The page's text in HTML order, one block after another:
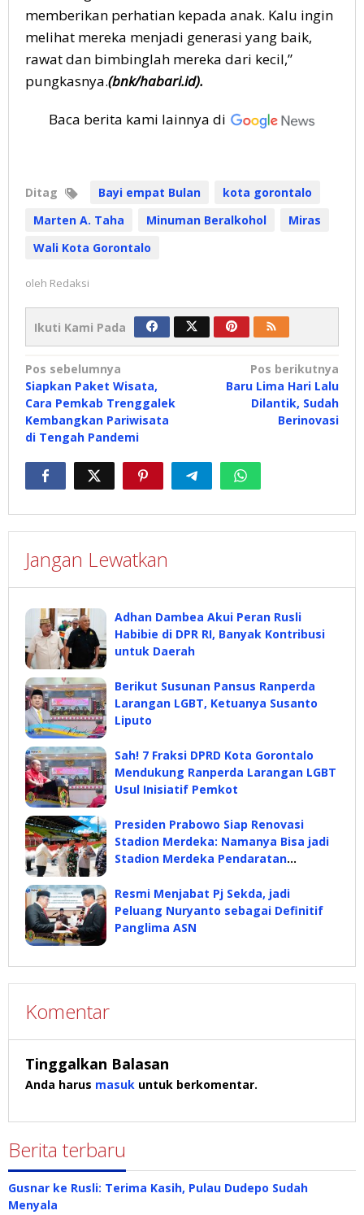
memberikan perhatian kepada anak. Kalu ingin
melihat mereka menjadi generasi yang baik,
rawat dan bimbinglah mereka dari kecil,”
pungkasnya.(bnk/habari.id).
Baca berita kami lainnya di
Ditag Bayi empat Bulan
kota gorontalo
Marten A. Taha
Minuman Beralkohol
Miras
Wali Kota Gorontalo
oleh Redaksi
Ikuti Kami Pada
Navigasi
pos
Pos sebelumnya
Siapkan Paket Wisata,
Cara Pemkab Trenggalek
Kembangkan Pariwisata
di Tengah Pandemi
Pos berikutnya
Baru Lima Hari Lalu
Dilantik, Sudah
Berinovasi
Jangan Lewatkan
Adhan Dambea Akui Peran Rusli
Habibie di DPR RI, Banyak Kontribusi
untuk Daerah
Berikut Susunan Pansus Ranperda
Larangan LGBT, Ketuanya Susanto
Liputo
Sah! 7 Fraksi DPRD Kota Gorontalo
Mendukung Ranperda Larangan LGBT
Usul Inisiatif Pemkot
Presiden Prabowo Siap Renovasi
Stadion Merdeka: Namanya Bisa jadi
Stadion Merdeka Pendaratan
Resmi Menjabat Pj Sekda, jadi
Peluang Nuryanto sebagai Definitif
Panglima ASN
Komentar
Tinggalkan Balasan
Anda harus masuk untuk berkomentar.
Berita terbaru
Gusnar ke Rusli: Terima Kasih, Pulau Dudepo Sudah
Menyala